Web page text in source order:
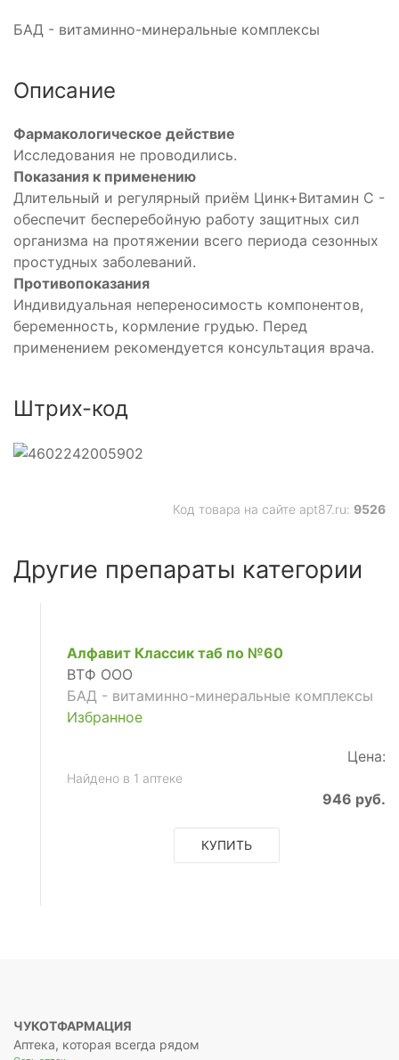
БАД - витаминно-минеральные комплексы
Описание
Фармакологическое действие
Исследования не проводились.
Показания к применению
Длительный и регулярный приём Цинк+Витамин С -
обеспечит бесперебойную работу защитных сил
организма на протяжении всего периода сезонных
простудных заболеваний.
Противопоказания
Индивидуальная непереносимость компонентов,
беременность, кормление грудью. Перед
применением рекомендуется консультация врача.
Штрих-код
Код товара на сайте apt87.ru: 9526
Другие препараты категории
Алфавит Классик таб по №60
ВТФ ООО
БАД - витаминно-минеральные комплексы
Избранное
Цена:
Найдено в 1 аптеке
946 руб.
КУПИТЬ
ЧУКОТФАРМАЦИЯ
Аптека, которая всегда рядом